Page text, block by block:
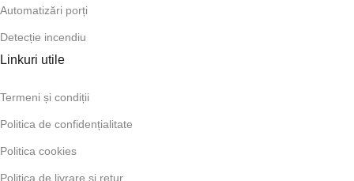
Automatizări porți
Detecție incendiu
Linkuri utile
Termeni și condiții
Politica de confidențialitate
Politica cookies
Politica de livrare și retur